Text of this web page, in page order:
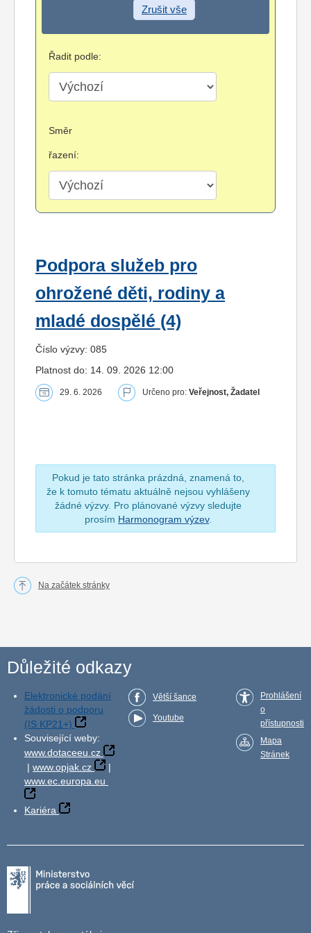
Zrušit vše
Řadit podle:
Směr
řazení:
Podpora služeb pro
ohrožené děti, rodiny a
mladé dospělé (4)
Číslo výzvy: 085
Platnost do: 14. 09. 2026 12:00
29. 6. 2026 Určeno pro: Veřejnost, Žadatel
Pokud je tato stránka prázdná, znamená to,
že k tomuto tématu aktuálně nejsou vyhlášeny
žádné výzvy. Pro plánované výzvy sledujte
prosím Harmonogram výzev.
Na začátek stránky
Důležité odkazy
Elektronické podání
žádosti o podporu
(IS KP21+)
Související weby:
www.dotaceeu.cz
| www.opjak.cz
|
www.ec.europa.eu
Kariéra
Větší šance
Youtube
Prohlášení
o
přístupnosti
Mapa
Stránek